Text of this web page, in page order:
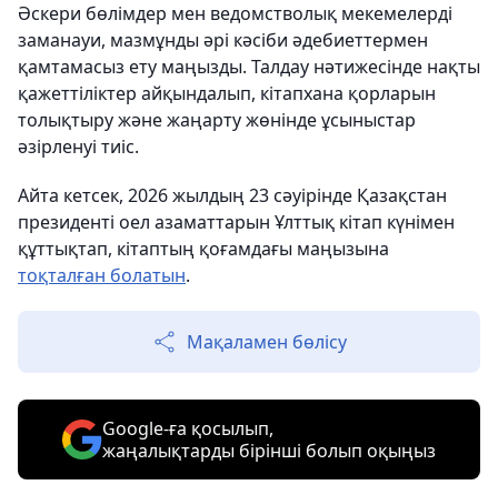
Әскери бөлімдер мен ведомстволық мекемелерді
заманауи, мазмұнды әрі кәсіби әдебиеттермен
қамтамасыз ету маңызды. Талдау нәтижесінде нақты
қажеттіліктер айқындалып, кітапхана қорларын
толықтыру және жаңарту жөнінде ұсыныстар
әзірленуі тиіс.
Айта кетсек, 2026 жылдың 23 сәуірінде Қазақстан
президенті оел азаматтарын Ұлттық кітап күнімен
құттықтап, кітаптың қоғамдағы маңызына
тоқталған болатын.
Мақаламен бөлісу
Google-ға қосылып,
жаңалықтарды бірінші болып оқыңыз